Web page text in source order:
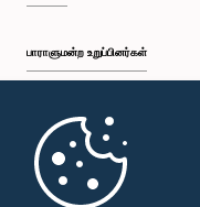
பி.ப. 2:20 - பி.ப. 2:29
பாராளுமன்ற உறுப்பினர்கள்
முதற்பக்கம்